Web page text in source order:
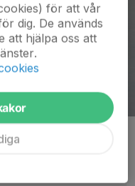
för att vår
dig. De används
att hjälpa oss att